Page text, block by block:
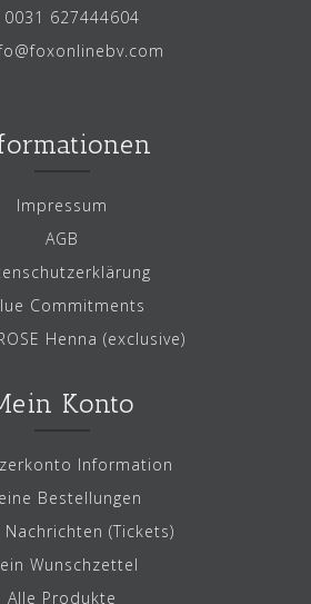
0031 627444604
Impressum
AGB
Commitments
Henna (exclusive)
Konto
Information
Bestellungen
Nachrichten (Tickets)
Wunschzettel
Alle Produkte